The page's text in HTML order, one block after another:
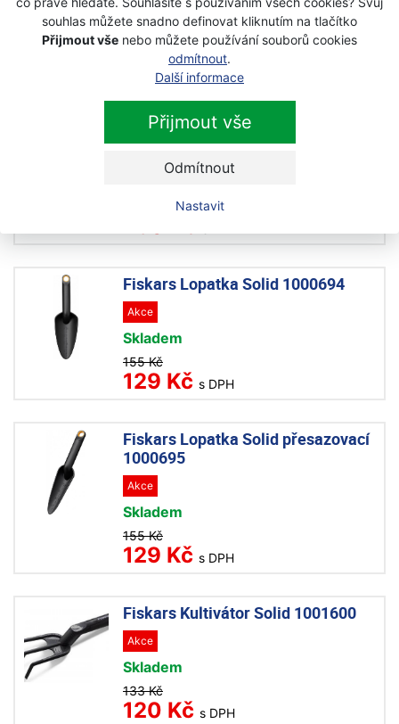
souhlas můžete snadno definovat kliknutím na tlačítko
Přijmout vše nebo můžete používání souborů cookies
odmítnout.
Další informace
Přijmout vše
Odmítnout
Nastavit
Skladem
267 Kč
250 Kč s DPH
Fiskars Kultivátor Premium
137220
Fiskars Lopatka Solid 1000694
Akce
Skladem
155 Kč
129 Kč s DPH
Fiskars Lopatka Solid přesazovací
1000695
Akce
Skladem
155 Kč
129 Kč s DPH
Fiskars Kultivátor Solid 1001600
Akce
Skladem
133 Kč
120 Kč s DPH